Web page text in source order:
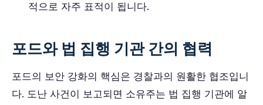
적으로 자주 표적이 됩니다.
포드와 법 집행 기관 간의 협력
포드의 보안 강화의 핵심은 경찰과의 원활한 협조입니
다. 도난 사건이 보고되면 소유주는 법 집행 기관에 알